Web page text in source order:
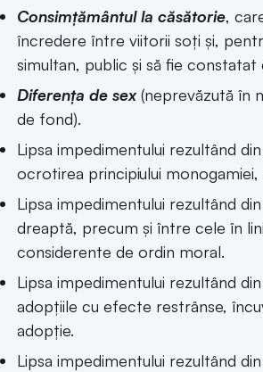
Consimțământul la căsătorie,
încredere între viitorii soți și,
simultan, public și să fie
Diferența de sex(neprevăzută în
de fond).
Lipsa impedimentului rezultând din
ocrotirea principiului
Lipsa impedimentului rezultând din
dreaptă, precum și între cele în
considerente de ordin moral.
Lipsa impedimentului rezultând din
adopțiile cu efecte restrânse,
adopție.
Lipsa impedimentului rezultând din